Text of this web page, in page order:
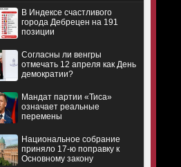
В Индексе счастливого
города Дебрецен на 191
позиции
Согласны ли венгры
отмечать 12 апреля как День
демократии?
Мандат партии «Тиса»
означает реальные
перемены
Национальное собрание
приняло 17-ю поправку к
Основному закону